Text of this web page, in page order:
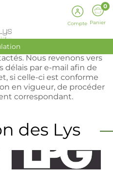
Compte
0
Panier
a bien été reçue.
Nous revenons vers
délais par e-mail afin de
si celle-ci est conforme
en vigueur, de procéder
correspondant.
des Lys